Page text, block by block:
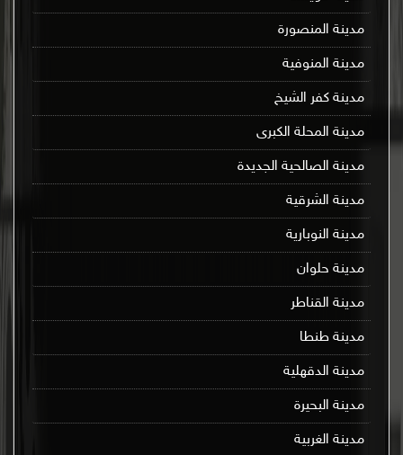
مدينة المنصورة
مدينة المنوفية
مدينة كفر الشيخ
مدينة المحلة الكبرى
مدينة الصالحية الجديدة
مدينة الشرقية
مدينة النوبارية
مدينة حلوان
مدينة القناطر
مدينة طنطا
مدينة الدقهلية
مدينة البحيرة
مدينة الغربية